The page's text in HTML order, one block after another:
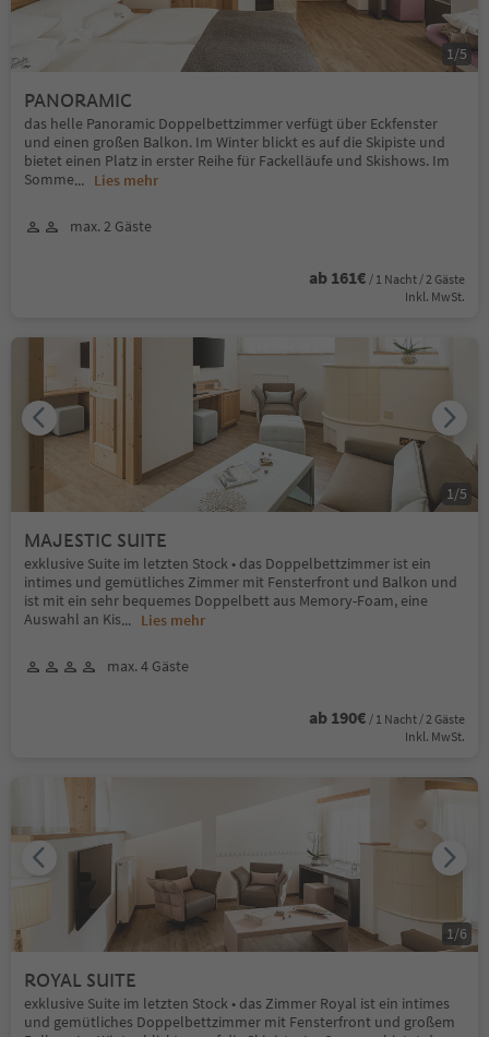
PANORAMIC
das helle Panoramic Doppelbettzimmer verfügt über Eckfenster
und einen großen Balkon. Im Winter blickt es auf die Skipiste und
bietet einen Platz in erster Reihe für Fackelläufe und Skishows. Im
Somme... Lies mehr
max. 2 Gäste
ab 161€ / 1 Nacht / 2 Gäste
Inkl. MwSt.
1/5
MAJESTIC SUITE
exklusive Suite im letzten Stock • das Doppelbettzimmer ist ein
intimes und gemütliches Zimmer mit Fensterfront und Balkon und
ist mit ein sehr bequemes Doppelbett aus Memory-Foam, eine
Auswahl an Kis... Lies mehr
max. 4 Gäste
ab 190€ / 1 Nacht / 2 Gäste
Inkl. MwSt.
1/5
ROYAL SUITE
exklusive Suite im letzten Stock • das Zimmer Royal ist ein intimes
und gemütliches Doppelbettzimmer mit Fensterfront und großem
1/6